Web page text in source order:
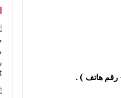
رقم هاتف ) .